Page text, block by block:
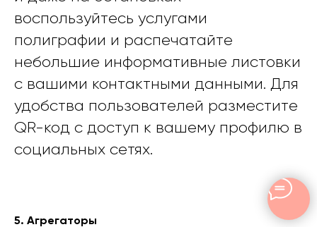
воспользуйтесь услугами
полиграфии и распечатайте
небольшие информативные листовки
с вашими контактными данными. Для
удобства пользователей разместите
QR-код с доступ к вашему профилю в
социальных сетях.
5. Агрегаторы